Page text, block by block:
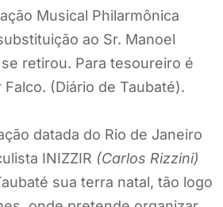
Musical Philarmônica
ao Sr. Manoel
retirou. Para tesoureiro é
Falco. (Diário de Taubaté).
datada do Rio de Janeiro
INIZZIR (Carlos Rizzini)
sua terra natal, tão logo